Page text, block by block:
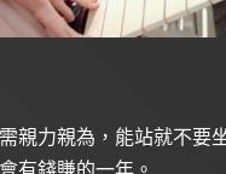
需親力親為，能站就不